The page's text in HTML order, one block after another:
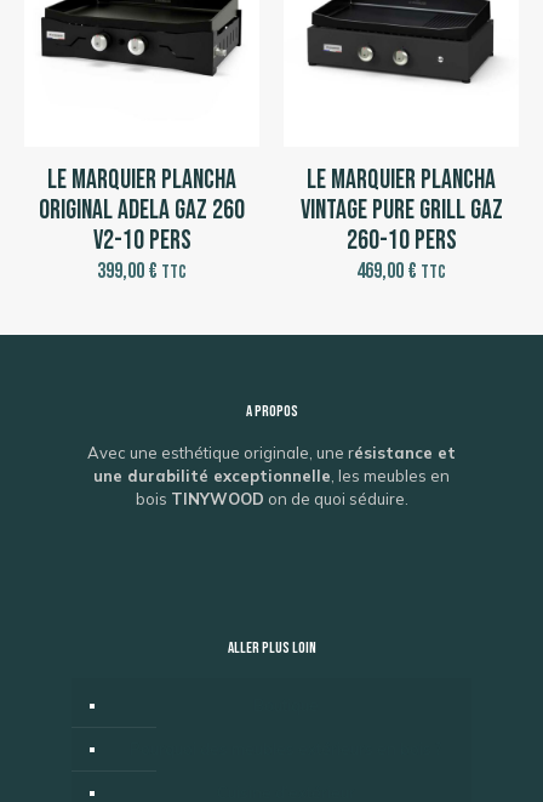
Le Marquier Plancha
Original Adela Gaz 260
V2-10 pers
399,00€ TTC
Le Marquier Plancha
Vintage Pure Grill Gaz
260-10 pers
469,00€ TTC
A propos
Avec une esthétique originale, une résistance et
une durabilité exceptionnelle , les meubles en
bois TINYWOOD on de quoi séduire.
ALLER PLUS LOIN